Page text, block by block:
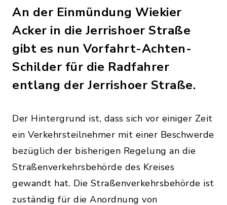
An der Einmündung Wiekier
Acker in die Jerrishoer Straße
gibt es nun Vorfahrt-Achten-
Schilder für die Radfahrer
entlang der Jerrishoer Straße.
Der Hintergrund ist, dass sich vor einiger Zeit
ein Verkehrsteilnehmer mit einer Beschwerde
bezüglich der bisherigen Regelung an die
Straßenverkehrsbehörde des Kreises
gewandt hat. Die Straßenverkehrsbehörde ist
zuständig für die Anordnung von